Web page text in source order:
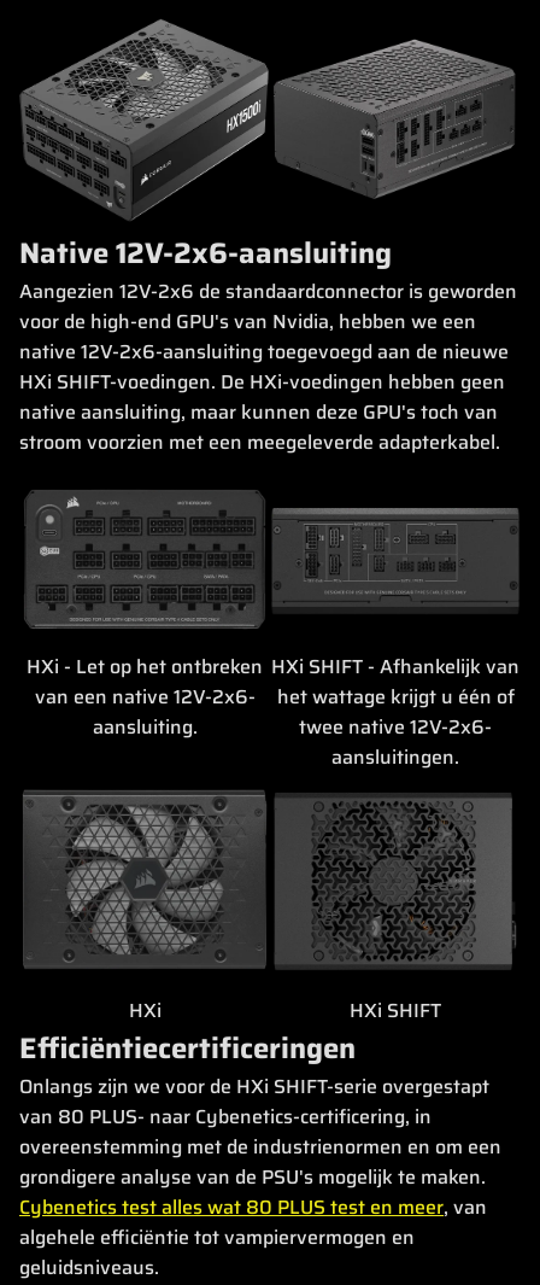
Native 12V-2x6-aansluiting
Aangezien 12V-2x6 de standaardconnector is geworden
voor de high-end GPU's van Nvidia, hebben we een
native 12V-2x6-aansluiting toegevoegd aan de nieuwe
HXi SHIFT-voedingen. De HXi-voedingen hebben geen
native aansluiting, maar kunnen deze GPU's toch van
stroom voorzien met een meegeleverde adapterkabel.
HXi - Let op het ontbreken
van een native 12V-2x6-
aansluiting.
HXi SHIFT - Afhankelijk van
het wattage krijgt u één of
twee native 12V-2x6-
aansluitingen.
HXi HXi SHIFT
Efficiëntiecertificeringen
Onlangs zijn we voor de HXi SHIFT-serie overgestapt
van 80 PLUS- naar Cybenetics-certificering, in
overeenstemming met de industrienormen en om een
grondigere analyse van de PSU's mogelijk te maken.
Cybenetics test alles wat 80 PLUS test en meer, van
algehele efficiëntie tot vampiervermogen en
geluidsniveaus.